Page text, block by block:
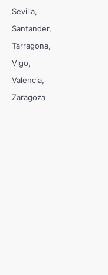
Sevilla
Santander
Tarragona
Vigo
Valencia
Zaragoza